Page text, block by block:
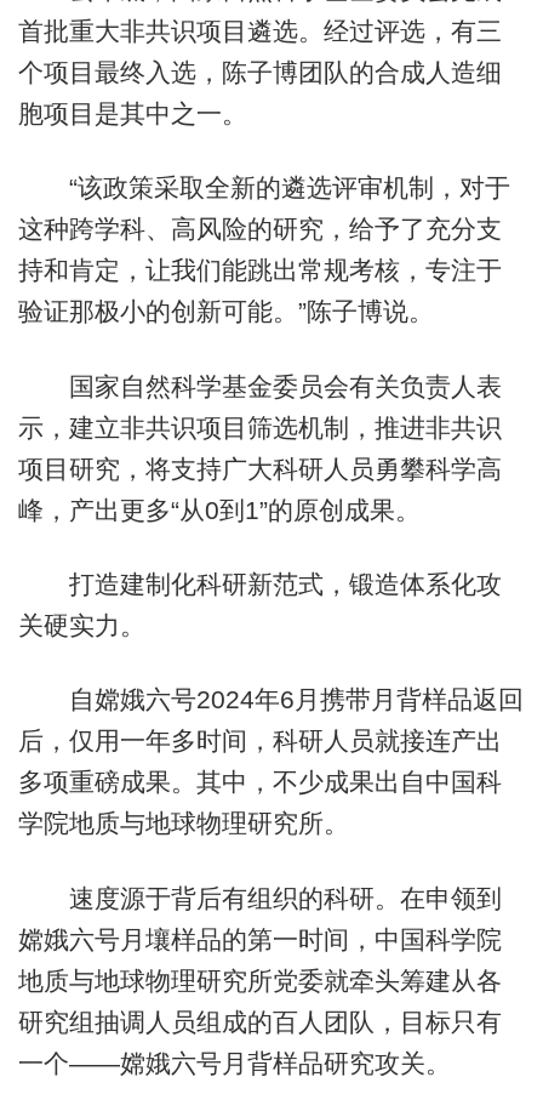
首批重大非共识项目遴选。经过评选，有三
个项目最终入选，陈子博团队的合成人造细
胞项目是其中之一。
“该政策采取全新的遴选评审机制，对于
这种跨学科、高风险的研究，给予了充分支
持和肯定，让我们能跳出常规考核，专注于
验证那极小的创新可能。”陈子博说。
国家自然科学基金委员会有关负责人表
示，建立非共识项目筛选机制，推进非共识
项目研究，将支持广大科研人员勇攀科学高
峰，产出更多“从0到1”的原创成果。
打造建制化科研新范式，锻造体系化攻
关硬实力。
自嫦娥六号2024年6月携带月背样品返回
后，仅用一年多时间，科研人员就接连产出
多项重磅成果。其中，不少成果出自中国科
学院地质与地球物理研究所。
速度源于背后有组织的科研。在申领到
嫦娥六号月壤样品的第一时间，中国科学院
地质与地球物理研究所党委就牵头筹建从各
研究组抽调人员组成的百人团队，目标只有
一个——嫦娥六号月背样品研究攻关。